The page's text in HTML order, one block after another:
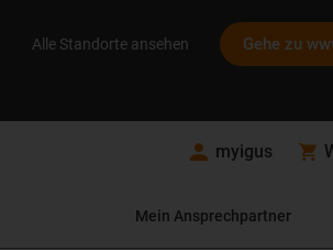
Alle Standorte ansehen Gehe zu
myigus
Mein Ansprechpartner